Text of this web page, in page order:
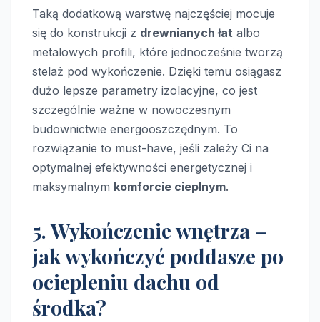
Taką dodatkową warstwę najczęściej mocuje
się do konstrukcji z drewnianych łat albo
metalowych profili, które jednocześnie tworzą
stelaż pod wykończenie. Dzięki temu osiągasz
dużo lepsze parametry izolacyjne, co jest
szczególnie ważne w nowoczesnym
budownictwie energooszczędnym. To
rozwiązanie to must-have, jeśli zależy Ci na
optymalnej efektywności energetycznej i
maksymalnym komforcie cieplnym.
5. Wykończenie wnętrza –
jak wykończyć poddasze po
ociepleniu dachu od
środka?